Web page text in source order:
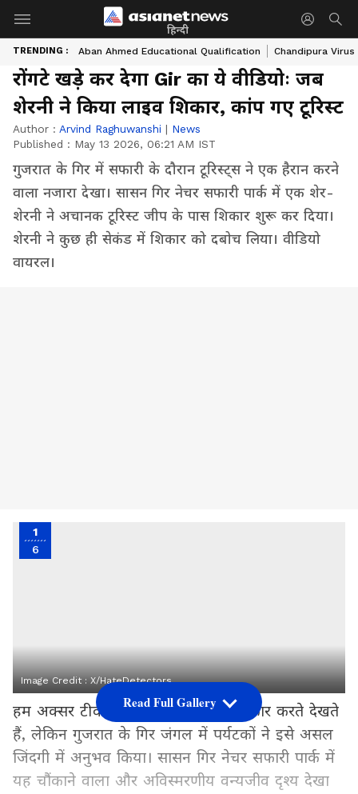
हिन्दी
TRENDING : Aban Ahmed Educational Qualification Chandipura
रोंगटे खड़े कर देगा Gir का ये वीडियोः जब
शेरनी ने किया लाइव शिकार, कांप गए टूरिस्ट
Author : Arvind Raghuwanshi | News
Published : May 13 2026, 06:21 AM IST
गुजरात के गिर में सफारी के दौरान टूरिस्ट्स ने एक हैरान करने
वाला नजारा देखा। सासन गिर नेचर सफारी पार्क में एक शेर-
शेरनी ने अचानक टूरिस्ट जीप के पास शिकार शुरू कर दिया।
शेरनी ने कुछ ही सेकंड में शिकार को दबोच लिया। वीडियो
वायरल।
1
6
Image Credit :X/HateDetectors
हम अक्सर टीवी डॉक्यूमेंट्री में शेरों को शिकार करते देखते
हैं, लेकिन गुजरात के गिर जंगल में पर्यटकों ने इसे असल
जिंदगी में अनुभव किया। सासन गिर नेचर सफारी पार्क में
यह चौंकाने वाला और अविस्मरणीय वन्यजीव दृश्य देखा
Read Full Gallery